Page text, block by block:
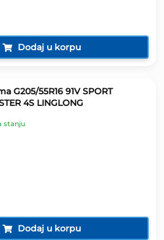
Dodaj u korpu
G205/55R16 91V SPORT
4S LINGLONG
stanju
Dodaj u korpu